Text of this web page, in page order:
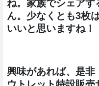
ね。家族でシェア
ん。少なくとも3枚
いいと思いますね！
興味があれば、是非